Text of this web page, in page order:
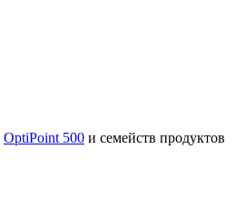
OptiPoint 500 и семейств продуктов